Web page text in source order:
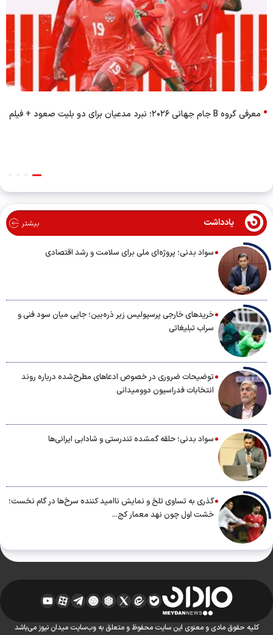
معرفی گروه B جام جهانی ۲۰۲۶؛ نبرد مدعیان برای دو بلیت صعود + فیلم
یادداشت بیشتر
سواد بدنی؛ پروژه‌ای ملی برای سلامت و رشد اقتصادی
خریدهای خارجی پرسپولیس زیر ذره‌بین؛ جایی میان سود فنی و
سراب تبلیغاتی
توضیحات ضروری در خصوص ادعاهای مطرح‌شده درباره روند
انتخابات فدراسیون دوومیدانی
سواد بدنی؛ حلقه گمشده تندرستی و شادابی ایرانی‌ها
گذری به تساوی تلخ و نمایش ناامید کننده سرخ‌ها در گام نخست؛
خشت اول چون نهد معمار کج...
کلیه حقوق مادی و معنوی این سایت محفوظ و متعلق به وب‌سایت میدان نیوز می‌باشد